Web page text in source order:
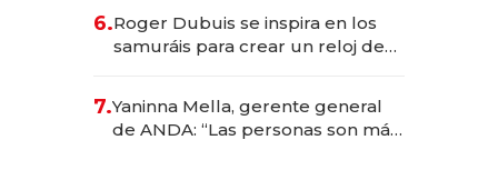
6.Roger Dubuis se inspira en los
samuráis para crear un reloj de
7.Yaninna Mella, gerente general
de ANDA: “Las personas son más